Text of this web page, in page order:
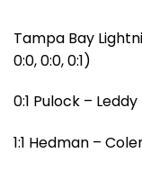
Tampa Bay
0:0, 0:0, 0:1)
0:1 Pulock –
1:1 Hedman –